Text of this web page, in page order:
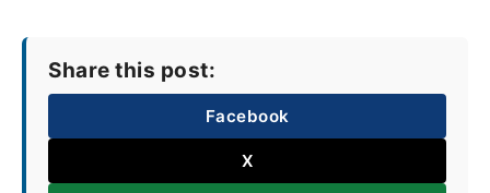
Share this post:
Facebook
X